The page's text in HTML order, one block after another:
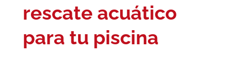
rescate acuático
para tu piscina